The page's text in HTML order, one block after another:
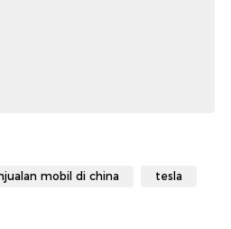
mobil di china tesla